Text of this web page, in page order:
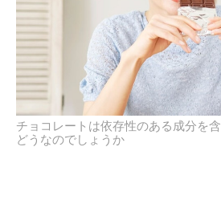
チョコレートは依存性のある成分を
どうなのでしょうか